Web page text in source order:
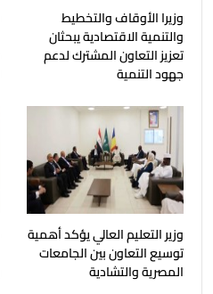
وزيرا الأوقاف والتخطيط
والتنمية الاقتصادية يبحثان
تعزيز التعاون المشترك لدعم
جهود التنمية
وزير التعليم العالي يؤكد أهمية
توسيع التعاون بين الجامعات
المصرية والتشادية